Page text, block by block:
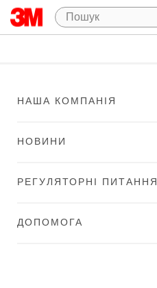
НАША КОМПАНІЯ
НОВИНИ
РЕГУЛЯТОРНІ ПИТАННЯ
ДОПОМОГА